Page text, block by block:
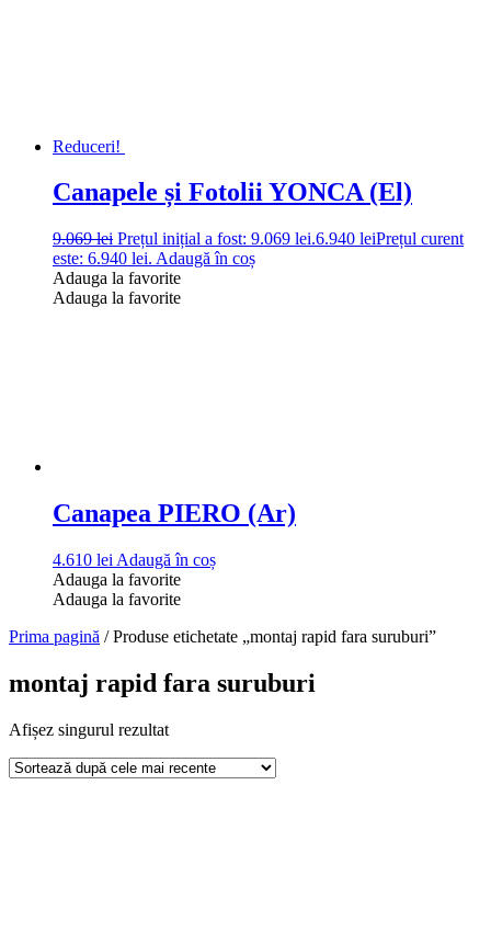
Reduceri!
Canapele și Fotolii YONCA (El)
9.069lei Prețul inițial a fost: 9.069 lei.6.940 leiPrețul curent
este: 6.940 lei. Adaugă în coș
Adauga la favorite
Adauga la favorite
Canapea PIERO (Ar)
4.610 lei Adaugă în coș
Adauga la favorite
Adauga la favorite
Prima pagină / Produse etichetate „montaj rapid fara suruburi”
montaj rapid fara suruburi
Afișez singurul rezultat